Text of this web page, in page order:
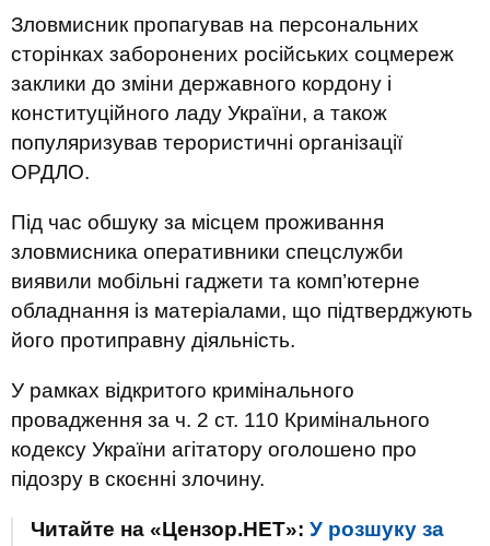
Зловмисник пропагував на персональних
сторінках заборонених російських соцмереж
заклики до зміни державного кордону і
конституційного ладу України, а також
популяризував терористичні організації
ОРДЛО.
Під час обшуку за місцем проживання
зловмисника оперативники спецслужби
виявили мобільні гаджети та комп’ютерне
обладнання із матеріалами, що підтверджують
його протиправну діяльність.
У рамках відкритого кримінального
провадження за ч. 2 ст. 110 Кримінального
кодексу України агітатору оголошено про
підозру в скоєнні злочину.
Читайте на «Цензор.НЕТ»: У розшуку за